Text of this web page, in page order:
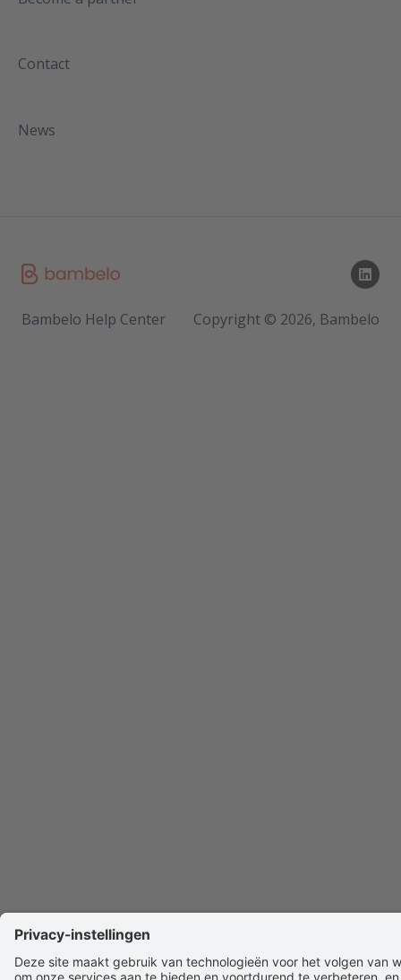
Contact
News
Bambelo Help Center Copyright © 2026, Bambelo